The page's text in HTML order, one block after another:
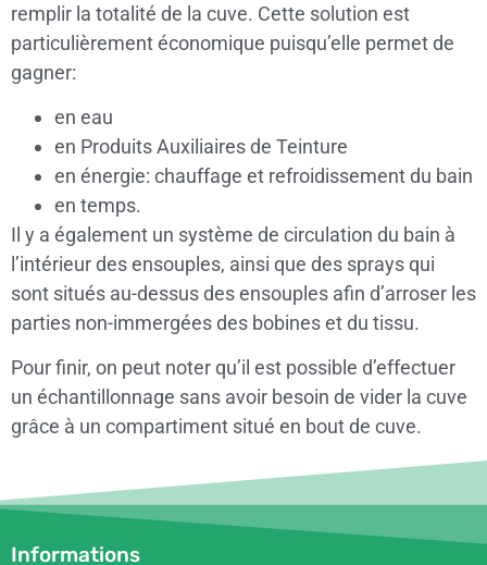
remplir la totalité de la cuve. Cette solution est
particulièrement économique puisqu’elle permet de
gagner:
en eau
en Produits Auxiliaires de Teinture
en énergie: chauffage et refroidissement du bain
en temps.
Il y a également un système de circulation du bain à
l’intérieur des ensouples, ainsi que des sprays qui
sont situés au-dessus des ensouples afin d’arroser les
parties non-immergées des bobines et du tissu.
Pour finir, on peut noter qu’il est possible d’effectuer
un échantillonnage sans avoir besoin de vider la cuve
grâce à un compartiment situé en bout de cuve.
Informations